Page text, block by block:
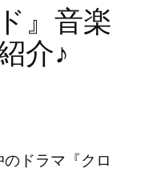
』音楽
介♪
のドラマ『クロ